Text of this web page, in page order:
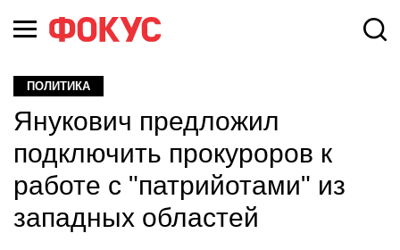
ПОЛИТИКА
Янукович предложил
подключить прокуроров к
работе с "патрийотами" из
западных областей